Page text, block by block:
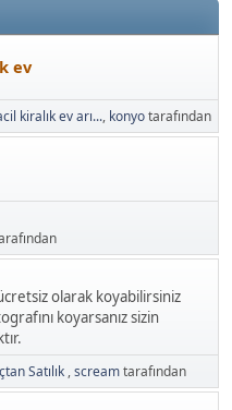
ev
kiralık ev arı..., konyotarafından
olarak koyabilirsiniz
koyarsanız sizin
Satılık ,screamtarafından